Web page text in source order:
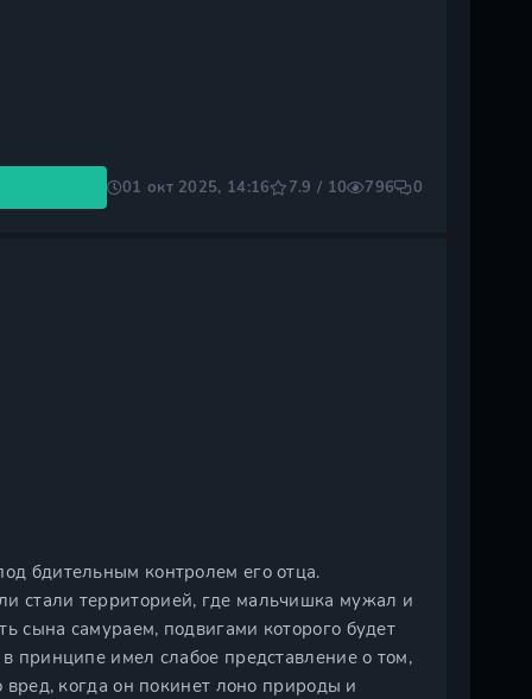
01 окт 2025, 14:16 7.9 / 10 796 0
бдительным контролем его отца.
стали территорией, где мальчишка мужал и
сына самураем, подвигами которого будет
принципе имел слабое представление о том,
вред, когда он покинет лоно природы и